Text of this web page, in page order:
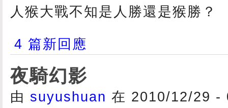
人猴大戰不知是人勝還是猴勝？
4 篇新回應
夜騎幻影
由 suyushuan 在 2010/12/29 -